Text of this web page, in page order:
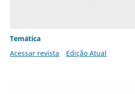
Temática
Acessar revista
Edição Atual